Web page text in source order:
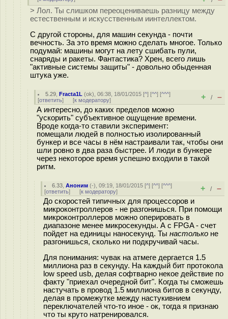
> Лол. Ты слишком переоцениваешь разницу между
естественным и искусственным иинтеллектом.
С другой стороны, для машин секунда - почти
вечность. За это время можно сделать многое. Только
подумай: машины могут на лету сшибать пули,
снаряды и ракеты. Фантастика? Хрен, всего лишь
"активные системы защиты" - довольно обыденная
штука уже.
5.29 ,Fracta1L (ok), 06:38, 18/01/2015 [^] [^^] [^^^]
[ответить] [к модератору] + / –
А интересно, до каких пределов можно
"ускорить" субъективное ощущение времени.
Вроде когда-то ставили эксперимент:
помещали людей в полностью изолированный
бункер и все часы в нём настраивали так, чтобы они
шли ровно в два раза быстрее. И люди в бункере
через некоторое время успешно входили в такой
ритм.
6.33 ,Аноним (-), 09:19, 18/01/2015 [^] [^^] [^^^]
[ответить] [к модератору] + / –
До скоростей типичных для процессоров и
микроконтроллеров - не разгонишься. При помощи
микроконтроллеров можно оперировать в
диапазоне менее микросекунды. А с FPGA - счет
пойдет на единицы наносекунд. Ты настолько не
разгонишься, сколько ни подкручивай часы.
Для понимания: чувак на атмеге дергается 1.5
миллиона раз в секунду. На каждый бит протокола
low speed usb, делая софтварно некое действие по
факту "приехал очередной бит". Когда ты сможешь
настучать в провод 1.5 миллиона битов в секунду,
делая в промежутке между настукивнием
переключателей что-то иное - ок, тогда я признаю
что ты круто натренировался.